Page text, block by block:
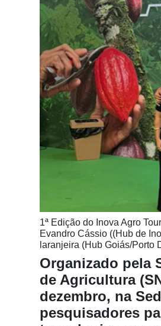
Cadastre-
Agricultura
1ª Edição do Inova Agro
Evandro Cássio ((Hub de
laranjeira (Hub Goiás/Porto
Organizado pela
de Agricultura
dezembro, na
pesquisadores